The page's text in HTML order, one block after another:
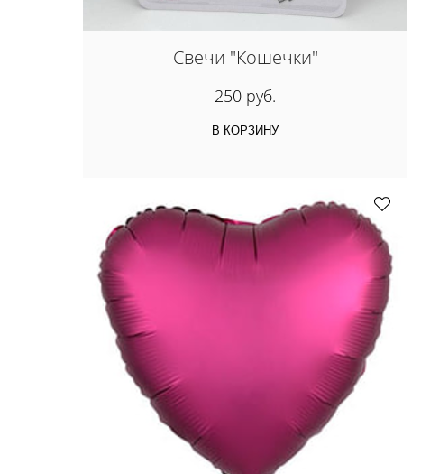
Свечи "Кошечки"
250 руб.
В КОРЗИНУ